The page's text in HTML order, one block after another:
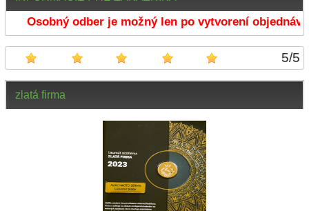
Osobný odber je možný len po vytvorení
5/5
zlatá firma